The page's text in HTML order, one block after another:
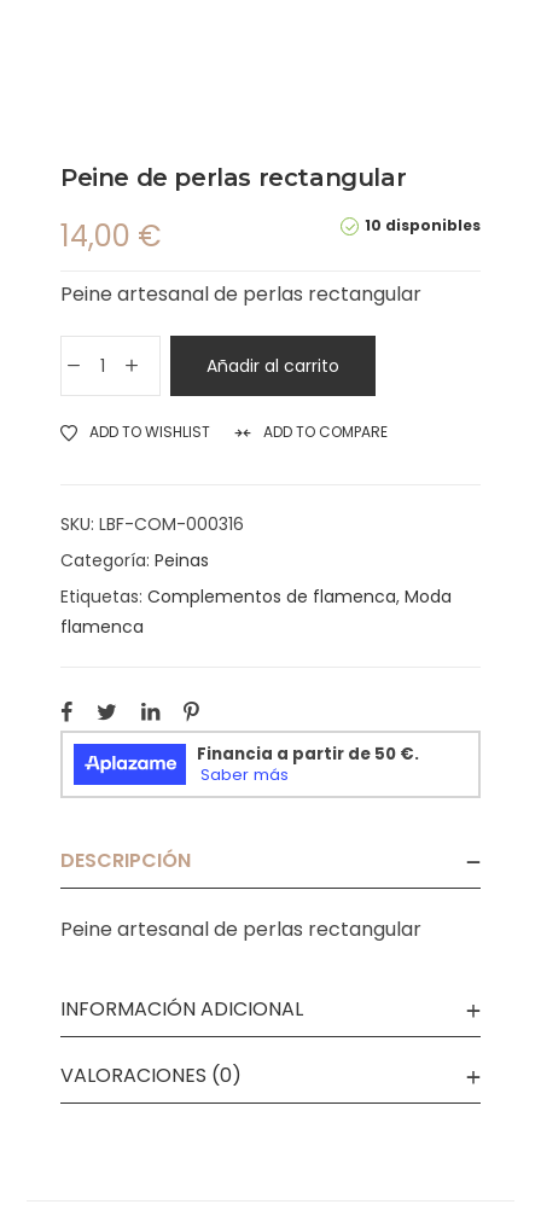
Peine de perlas rectangular
10 disponibles
14,00 €
Peine artesanal de perlas rectangular
Añadir al carrito
ADD TO WISHLIST ADD TO COMPARE
SKU: LBF-COM-000316
Categoría: Peinas
Etiquetas: Complementos de flamenca, Moda
flamenca
DESCRIPCIÓN
Peine artesanal de perlas rectangular
INFORMACIÓN ADICIONAL
VALORACIONES (0)